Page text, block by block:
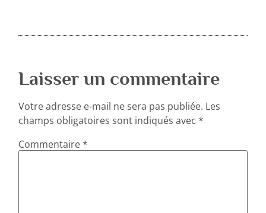
Laisser un commentaire
Votre adresse e-mail ne sera pas publiée. Les
champs obligatoires sont indiqués avec*
Commentaire*